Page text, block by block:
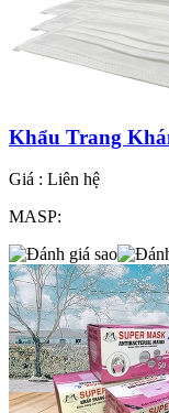
Khẩu Trang
Giá : Liên hệ
MASP: